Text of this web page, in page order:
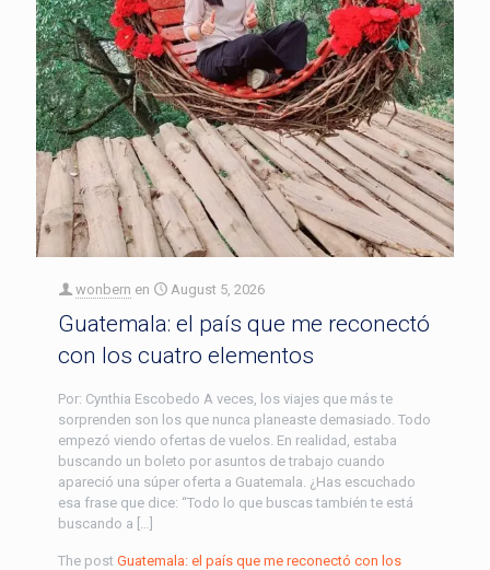
wonbern en August 5, 2026
Guatemala: el país que me reconectó
con los cuatro elementos
Por: Cynthia Escobedo A veces, los viajes que más te
sorprenden son los que nunca planeaste demasiado. Todo
empezó viendo ofertas de vuelos. En realidad, estaba
buscando un boleto por asuntos de trabajo cuando
apareció una súper oferta a Guatemala. ¿Has escuchado
esa frase que dice: “Todo lo que buscas también te está
buscando a […]
The post Guatemala: el país que me reconectó con los